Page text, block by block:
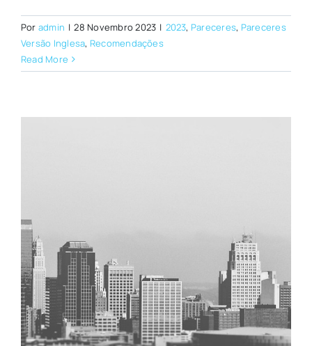
Por admin | 28 Novembro 2023 | 2023, Pareceres, Pareceres
Versão Inglesa, Recomendações
Read More